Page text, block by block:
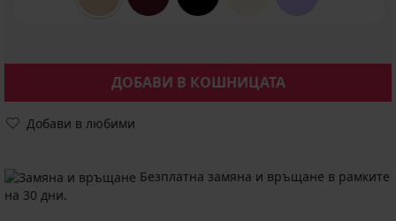
ДОБАВИ В КОШНИЦАТА
Добави в любими
Безплатна замяна и връщане в рамките
на 30 дни.